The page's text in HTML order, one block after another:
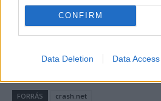
CONFIRM
Data Deletion Data Access
hiszen az elmúlt három
versenyző tudott felállni a
lesz a következő a dobogón?
FORRÁS
crash.net